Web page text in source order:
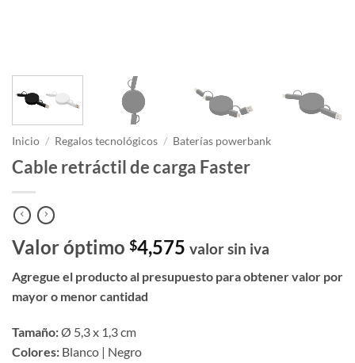
Inicio / Regalos tecnológicos / Baterías powerbank
Cable retráctil de carga Faster
Valor óptimo $4,575 valor sin iva
Agregue el producto al presupuesto para obtener valor por
mayor o menor cantidad
Tamaño:Ø 5,3 x 1,3 cm
Colores: Blanco | Negro